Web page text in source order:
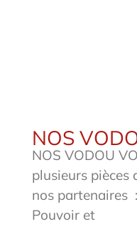
NOS
NOS VODOU
plusieurs pièces
nos partenaires
Pouvoir et